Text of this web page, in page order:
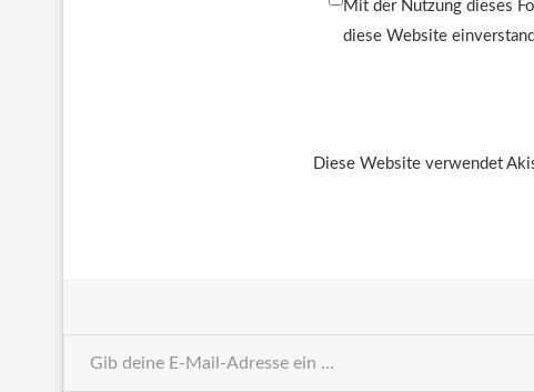
Mit der Nutzung dieses
diese Website
Diese Website verwendet